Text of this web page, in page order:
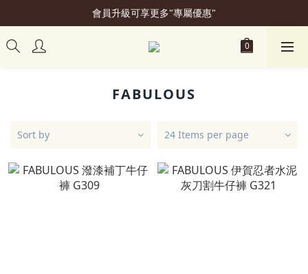
加入會員立即贈50元購物金
會員升級可享更多"專屬優惠"
加入會員立即贈50元購物金
FABULOUS
Sort by 24 Items per page